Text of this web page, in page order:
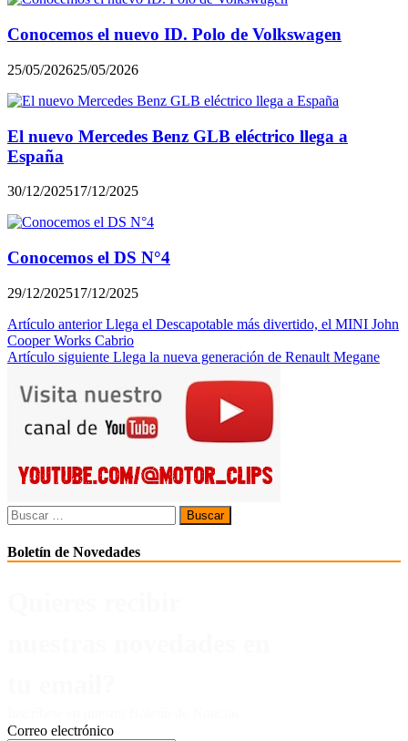
Conocemos el nuevo ID. Polo de Volkswagen
25/05/202625/05/2026
El nuevo Mercedes Benz GLB eléctrico llega a
España
30/12/202517/12/2025
Conocemos el DS N°4
29/12/202517/12/2025
Navegación
de
Artículo anterior Llega el Descapotable más divertido, el MINI John
Cooper Works Cabrio
Artículo siguiente Llega la nueva generación de Renault Megane
Buscar:
Boletín de Novedades
Correo electrónico